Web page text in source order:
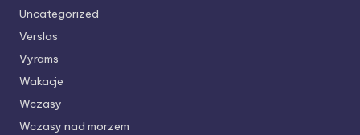
Uncategorized
Verslas
Vyrams
Wakacje
Wczasy
Wczasy nad morzem